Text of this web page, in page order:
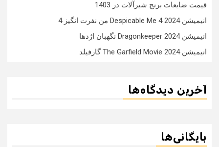
قیمت ضایعات برنج شیرآلات در 1403
انیمیشن Despicable Me 4 2024 من نفرت انگیز 4
انیمیشن Dragonkeeper 2024 نگهبان اژدها
انیمیشن The Garfield Movie 2024 گارفیلد
آخرین دیدگاه‌ها
بایگانی‌ها